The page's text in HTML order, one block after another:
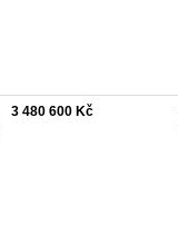
3 480 600 Kč